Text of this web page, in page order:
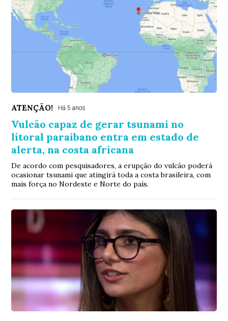
ATENÇÃO! Há 5 anos
Vulcão capaz de gerar tsunami no
litoral paraibano entra em estado de
alerta, na costa africana
De acordo com pesquisadores, a erupção do vulcão poderá
ocasionar tsunami que atingirá toda a costa brasileira, com
mais força no Nordeste e Norte do país.